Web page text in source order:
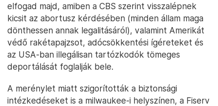
elfogad majd, amiben a CBS szerint visszalépnek
kicsit az abortusz kérdésében (minden állam maga
dönthessen annak legalitásáról), valamint Amerikát
védő rakétapajzsot, adócsökkentési ígéreteket és
az USA-ban illegálisan tartózkodók tömeges
deportálását foglalják bele.
A merénylet miatt szigorították a biztonsági
intézkedéseket is a milwaukee-i helyszínen, a Fiserv